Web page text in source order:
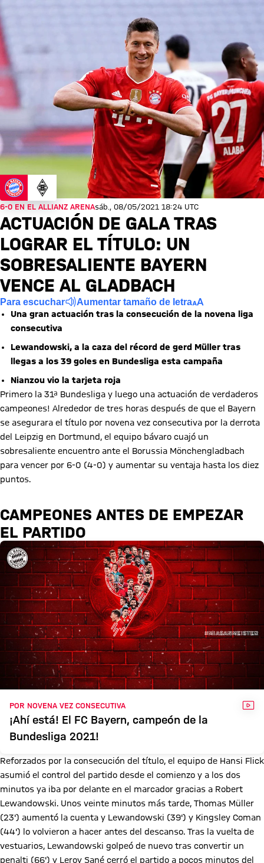
6-0 EN EL ALLIANZ ARENAsáb., 08/05/2021 18:24 UTC
ACTUACIÓN DE GALA TRAS
LOGRAR EL TÍTULO: UN
SOBRESALIENTE BAYERN
VENCE AL GLADBACH
Para escuchar Aumentar tamaño de letra
Una gran actuación tras la consecución de la novena liga
consecutiva
Lewandowski, a la caza del récord de gerd Müller tras
llegas a los 39 goles en Bundesliga esta campaña
Nianzou vio la tarjeta roja
Primero la 31ª Bundesliga y luego una actuación de verdaderos
campeones! Alrededor de tres horas después de que el Bayern
se asegurara el título por novena vez consecutiva por la derrota
del Leipzig en Dortmund, el equipo bávaro cuajó un
sobresaliente encuentro ante el Borussia Mönchengladbach
para vencer por 6-0 (4-0) y aumentar su ventaja hasta los diez
puntos.
CAMPEONES ANTES DE EMPEZAR
EL PARTIDO
POR NOVENA VEZ CONSECUTIVA
¡Ahí está! El FC Bayern, campeón de la
Bundesliga 2021!
Reforzados por la consecución del título, el equipo de Hansi Flick
asumió el control del partido desde el comienzo y a los dos
minutos ya iba por delante en el marcador gracias a Robert
Lewandowski. Unos veinte minutos más tarde, Thomas Müller
(23') aumentó la cuenta y Lewandowski (39') y Kingsley Coman
(44') lo volvieron a hacer antes del descanso. Tras la vuelta de
vestuarios, Lewandowski golpeó de nuevo tras convertir un
penalti (66') y Leroy Sané cerró el partido a pocos minutos del